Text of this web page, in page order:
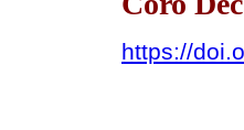
https://